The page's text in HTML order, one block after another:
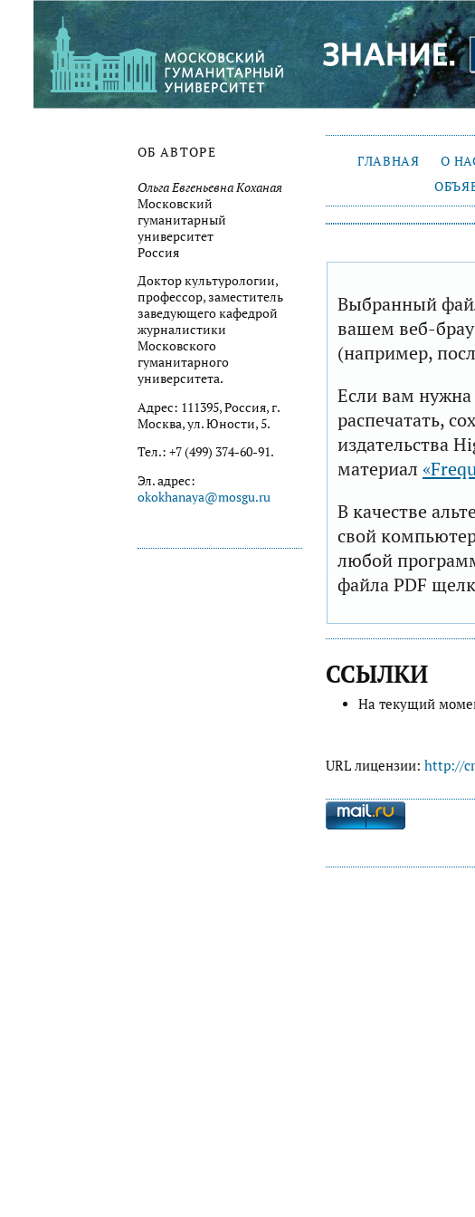
ОБ АВТОРЕ
Ольга Евгеньевна Коханая
Московский
гуманитарный
университет
Россия
Доктор культурологии,
профессор, заместитель
заведующего кафедрой
журналистики
Московского
гуманитарного
университета.
Адрес: 111395, Россия, г.
Москва, ул. Юности, 5.
Тел.: +7 (499) 374-60-91.
Эл. адрес:
okokhanaya@mosgu.ru
ГЛАВНАЯ О
Выбранный
вашем веб-
(например,
Если вам
распечатать,
издательства
материал
В качестве
свой
любой
файла PDF
ССЫЛКИ
На текущий
URL лицензии: http://